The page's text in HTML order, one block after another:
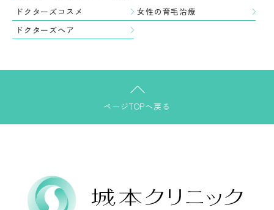
ドクターズコスメ
女性の育毛治療
ドクターズヘア
ページTOPへ戻る